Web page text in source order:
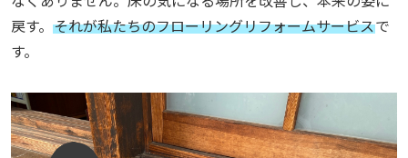
戻す。 それが私たちのフローリングリフォームサービスで
す。